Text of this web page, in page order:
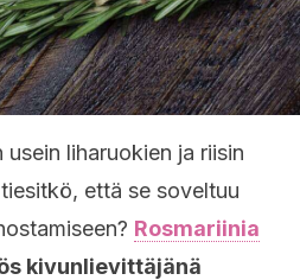
liharuokien ja riisin
että se soveltuu
Rosmariinia
kivunlievittäjänä